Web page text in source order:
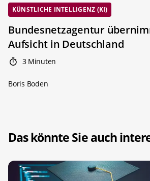
KÜNSTLICHE INTELLIGENZ (KI)
Bundesnetzagentur
Aufsicht in Deutschland
3 Minuten
Boris Boden
Das könnte Sie auch